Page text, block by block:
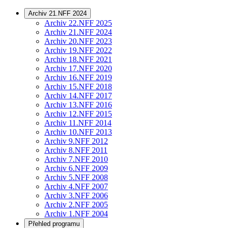
Archiv 21.NFF 2024
Archiv 22.NFF 2025
Archiv 21.NFF 2024
Archiv 20.NFF 2023
Archiv 19.NFF 2022
Archiv 18.NFF 2021
Archiv 17.NFF 2020
Archiv 16.NFF 2019
Archiv 15.NFF 2018
Archiv 14.NFF 2017
Archiv 13.NFF 2016
Archiv 12.NFF 2015
Archiv 11.NFF 2014
Archiv 10.NFF 2013
Archiv 9.NFF 2012
Archiv 8.NFF 2011
Archiv 7.NFF 2010
Archiv 6.NFF 2009
Archiv 5.NFF 2008
Archiv 4.NFF 2007
Archiv 3.NFF 2006
Archiv 2.NFF 2005
Archiv 1.NFF 2004
Přehled programu